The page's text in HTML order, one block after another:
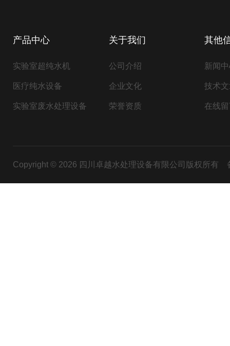
产品中心
实验室超纯水机
医疗纯水设备
实验室废水处理设备
关于我们
公司介绍
企业文化
荣誉资质
其他
新闻
技术
在线
Copyright © 2026 四川卓越水处理设备有限公司版权所有